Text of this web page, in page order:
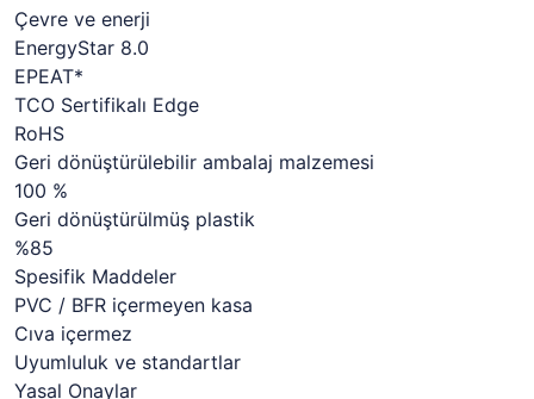
Çevre ve enerji
EnergyStar 8.0
EPEAT*
TCO Sertifikalı Edge
RoHS
Geri dönüştürülebilir ambalaj malzemesi
100 %
Geri dönüştürülmüş plastik
%85
Spesifik Maddeler
PVC / BFR içermeyen kasa
Cıva içermez
Uyumluluk ve standartlar
Yasal Onaylar